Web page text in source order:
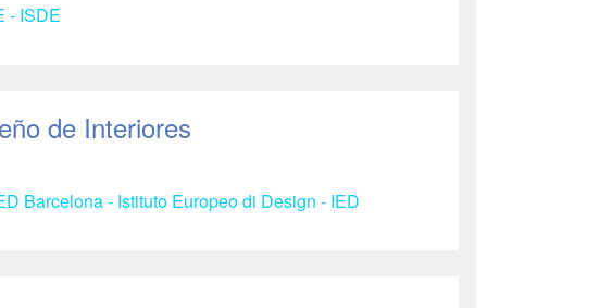
- ISDE
de Interiores
Barcelona - Istituto Europeo di Design - IED